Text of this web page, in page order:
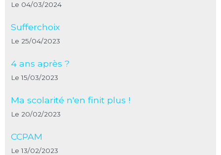
Le 04/03/2024
Sufferchoix
Le 25/04/2023
4 ans après ?
Le 15/03/2023
Ma scolarité n'en finit plus !
Le 20/02/2023
CCPAM
Le 13/02/2023